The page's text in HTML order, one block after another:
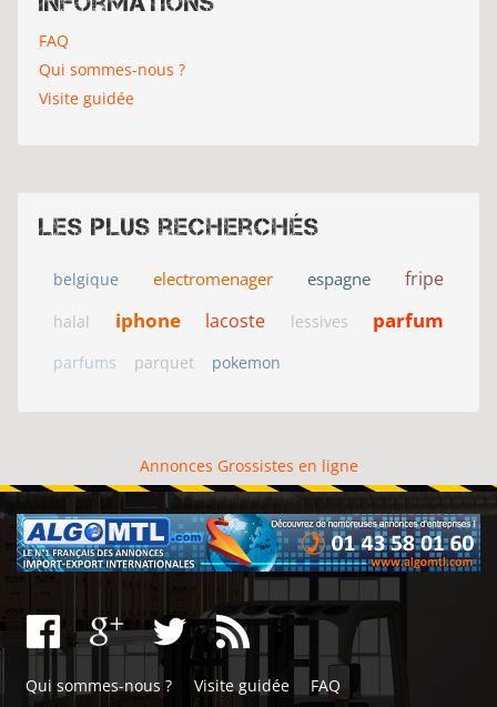
FAQ
Qui sommes-nous ?
Visite guidée
Les plus recherchés
belgique electromenager espagne fripe
halal iphone lacoste lessives parfum
parfums parquet pokemon
Annonces Grossistes en ligne
Qui sommes-nous ? Visite guidée FAQ